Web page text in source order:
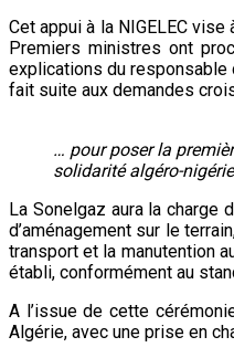
Cet appui à la NIGELEC
Premiers ministres ont
explications du responsable
fait suite aux demandes
… pour poser la
solidarité algéro-
La Sonelgaz aura la charge
d’aménagement sur le
transport et la manutention
établi, conformément au
A l’issue de cette
Algérie, avec une prise en